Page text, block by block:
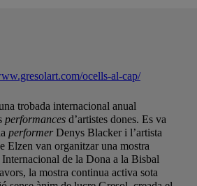
ocells-al-cap/
trobada internacional anual
performances d’artistes dones. Es va
performer Denys Blacker i l’artista
Elzen van organitzar una mostra
de la Dona a la Bisbal
la mostra continua activa sota